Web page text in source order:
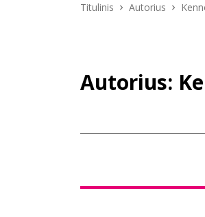
Titulinis Autorius
Autorius: